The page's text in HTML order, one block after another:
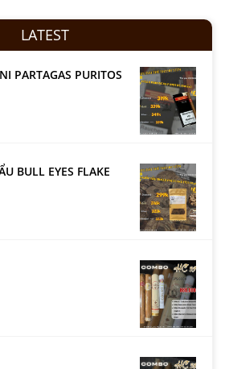
LATEST
PARTAGAS PURITOS
BULL EYES FLAKE